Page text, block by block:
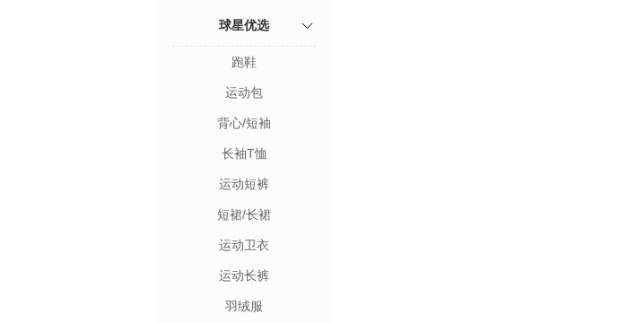
球星优选
跑鞋
运动包
背心/短袖
长袖T恤
运动短裤
短裙/长裙
运动卫衣
运动长裤
羽绒服